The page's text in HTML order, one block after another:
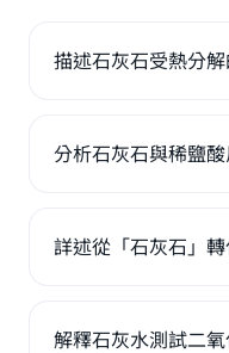
描述石灰石受熱分
分析石灰石與稀鹽
詳述從「石灰石」
解釋石灰水測試二